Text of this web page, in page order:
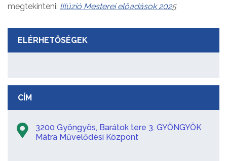
megtekinteni: lIlúzió Mesterei előadások 2025
ELÉRHETŐSÉGEK
CÍM
3200 Gyöngyös, Barátok tere 3. GYÖNGYÖK
Mátra Művelődési Központ